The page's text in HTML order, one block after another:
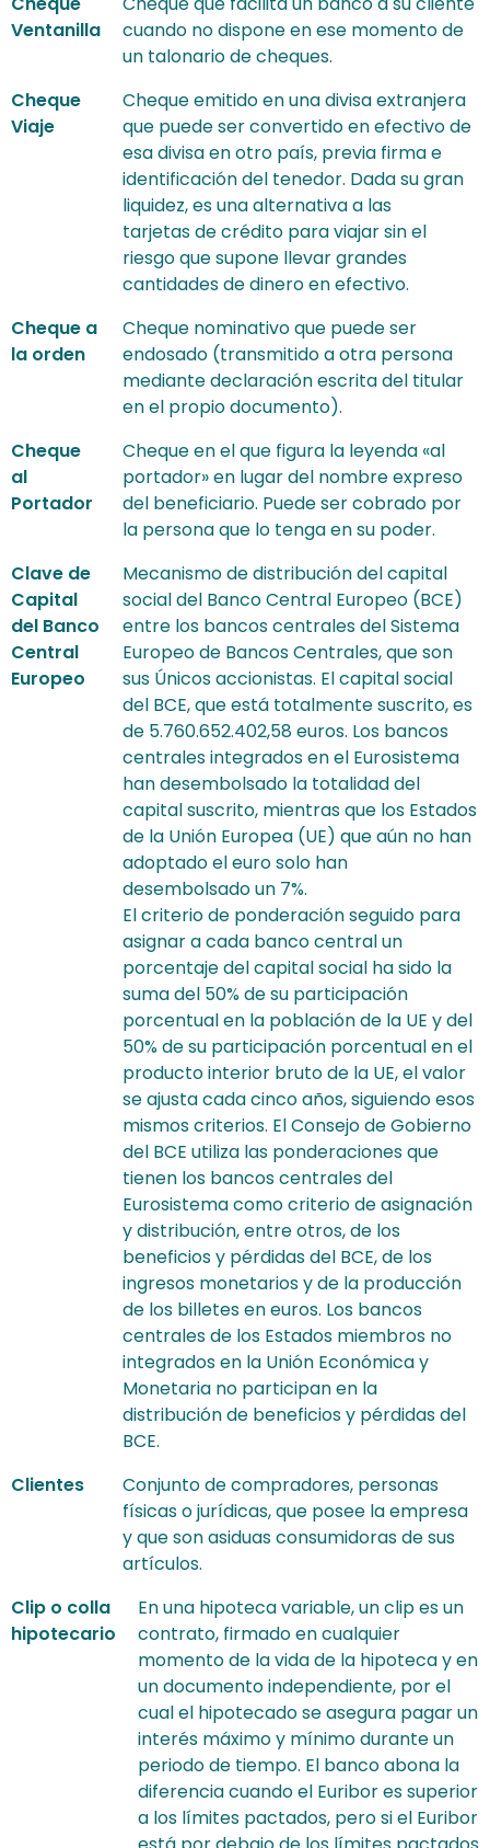
Ventanilla
cuando no dispone en ese momento de
un talonario de cheques.
Cheque
Viaje
Cheque emitido en una divisa extranjera
que puede ser convertido en efectivo de
esa divisa en otro país, previa firma e
identificación del tenedor. Dada su gran
liquidez, es una alternativa a las
tarjetas de crédito para viajar sin el
riesgo que supone llevar grandes
cantidades de dinero en efectivo.
Cheque a
la orden
Cheque nominativo que puede ser
endosado (transmitido a otra persona
mediante declaración escrita del titular
en el propio documento).
Cheque
al
Portador
Cheque en el que figura la leyenda «al
portador» en lugar del nombre expreso
del beneficiario. Puede ser cobrado por
la persona que lo tenga en su poder.
Clave de
Capital
del Banco
Central
Europeo
Mecanismo de distribución del capital
social del Banco Central Europeo (BCE)
entre los bancos centrales del Sistema
Europeo de Bancos Centrales, que son
sus Únicos accionistas. El capital social
del BCE, que está totalmente suscrito, es
de 5.760.652.402,58 euros. Los bancos
centrales integrados en el Eurosistema
han desembolsado la totalidad del
capital suscrito, mientras que los Estados
de la Unión Europea (UE) que aún no han
adoptado el euro solo han
desembolsado un 7%.
El criterio de ponderación seguido para
asignar a cada banco central un
porcentaje del capital social ha sido la
suma del 50% de su participación
porcentual en la población de la UE y del
50% de su participación porcentual en el
producto interior bruto de la UE, el valor
se ajusta cada cinco años, siguiendo esos
mismos criterios. El Consejo de Gobierno
del BCE utiliza las ponderaciones que
tienen los bancos centrales del
Eurosistema como criterio de asignación
y distribución, entre otros, de los
beneficios y pérdidas del BCE, de los
ingresos monetarios y de la producción
de los billetes en euros. Los bancos
centrales de los Estados miembros no
integrados en la Unión Económica y
Monetaria no participan en la
distribución de beneficios y pérdidas del
BCE.
Clientes
Conjunto de compradores, personas
físicas o jurídicas, que posee la empresa
y que son asiduas consumidoras de sus
artículos.
Clip o colla
hipotecario
En una hipoteca variable, un clip es un
contrato, firmado en cualquier
momento de la vida de la hipoteca y en
un documento independiente, por el
cual el hipotecado se asegura pagar un
interés máximo y mínimo durante un
periodo de tiempo. El banco abona la
diferencia cuando el Euribor es superior
a los límites pactados, pero si el Euribor